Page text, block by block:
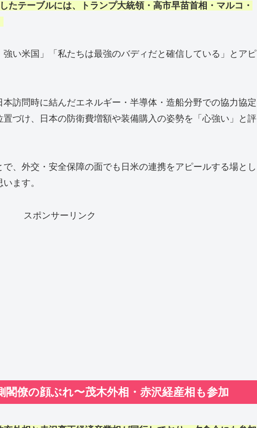
たテーブルには、トランプ大統領・高市早苗首相・マルコ・
い米国」「私たちは最強のバディだと確信している」とアピ
本訪問時に結んだエネルギー・半導体・造船分野での協力協定
づけ、日本の防衛費増額や装備購入の姿勢を「心強い」と評
、外交・安全保障の面でも日米の連携をアピールする場とし
ます。
スポンサーリンク
閣僚の顔ぶれ〜茂木外相・赤沢経産相も参加